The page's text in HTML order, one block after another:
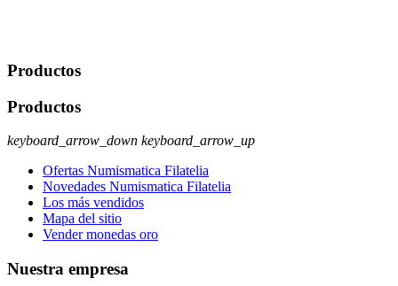
Productos
Productos
keyboard_arrow_down keyboard_arrow_up
Ofertas Numismatica Filatelia
Novedades Numismatica Filatelia
Los más vendidos
Mapa del sitio
Vender monedas oro
Nuestra empresa